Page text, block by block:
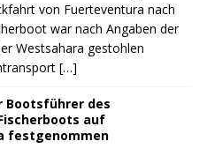
von Fuerteventura nach
war nach Angaben der
Westsahara gestohlen
[…]
Bootsführer des
auf
festgenommen